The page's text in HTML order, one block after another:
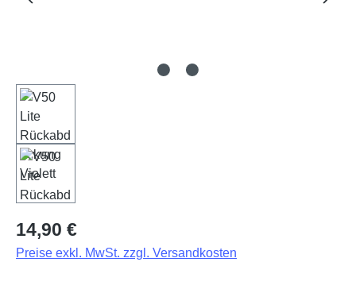
Regulärer Preis:
14,90 €
Preise exkl. MwSt. zzgl. Versandkosten